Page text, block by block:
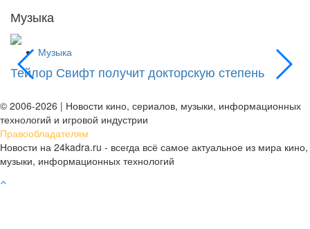
Музыка
Музыка
Тейлор Свифт получит докторскую степень
© 2006-2026 | Новости кино, сериалов, музыки, информационных
технологий и игровой индустрии
Правообладателям
Новости на 24kadra.ru - всегда всё самое актуальное из мира кино,
музыки, информационных технологий